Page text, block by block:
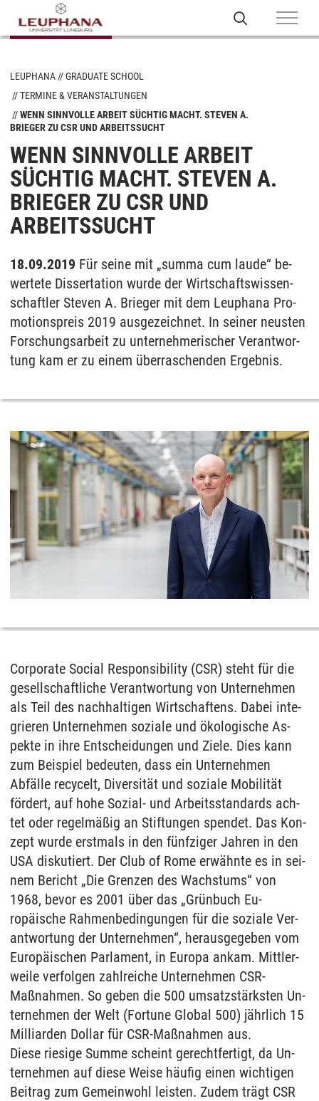
LEUPHANA
GRADUATE SCHOOL
TERMINE & VERANSTALTUNGEN
WENN SINNVOLLE ARBEIT SÜCHTIG MACHT. STEVEN A.
BRIEGER ZU CSR UND ARBEITSSUCHT
WENN SINNVOLLE ARBEIT
SÜCHTIG MACHT. STEVEN A.
BRIEGER ZU CSR UND
ARBEITSSUCHT
18.09.2019 Für sei­ne mit „sum­ma cum lau­de“ be­
wer­te­te Dis­ser­ta­ti­on wur­de der Wirt­schafts­wis­sen­
schaft­ler Ste­ven A. Brie­ger mit dem Leu­pha­na Pro­
mo­ti­ons­preis 2019 aus­ge­zeich­net. In sei­ner neus­ten
For­schungs­ar­beit zu un­ter­neh­me­ri­scher Ver­ant­wor­
tung kam er zu ei­nem über­ra­schen­den Er­geb­nis.
Cor­po­ra­te So­ci­al Re­s­pon­si­bi­li­ty (CSR) steht für die
ge­sell­schaft­li­che Ver­ant­wor­tung von Un­ter­neh­men
als Teil des nach­hal­ti­gen Wirt­schaf­tens. Da­bei in­te­
grie­ren Un­ter­neh­men so­zia­le und öko­lo­gi­sche As­
pek­te in ihre Ent­schei­dun­gen und Zie­le. Dies kann
zum Bei­spiel be­deu­ten, dass ein Un­ter­neh­men
Abfälle re­cy­celt, Di­ver­sität und so­zia­le Mo­bi­lität
fördert, auf hohe So­zi­al- und Ar­beits­stan­dards ach­
tet oder re­gelmäßig an Stif­tun­gen spen­det. Das Kon­
zept wur­de erst­mals in den fünf­zi­ger Jah­ren in den
USA dis­ku­tiert. Der Club of Rome erwähnte es in sei­
nem Be­richt „Die Gren­zen des Wachs­tums“ von
1968, be­vor es 2001 über das „Grünbuch Eu­
ropäische Rah­men­be­din­gun­gen für die so­zia­le Ver­
ant­wor­tung der Un­ter­neh­men“, her­aus­ge­ge­ben vom
Eu­ropäischen Par­la­ment, in Eu­ro­pa an­kam. Mitt­ler­
wei­le ver­fol­gen zahl­rei­che Un­ter­neh­men CSR-
Maßnah­men. So ge­ben die 500 um­satzstärks­ten Un­
ter­neh­men der Welt (For­tu­ne Glo­bal 500) jähr­lich 15
Mil­li­ar­den Dol­lar für CSR-Maßnah­men aus.
Die­se rie­si­ge Sum­me scheint ge­recht­fer­tigt, da Un­
ter­neh­men auf die­se Wei­se häufig ei­nen wich­ti­gen
Bei­trag zum Ge­mein­wohl leis­ten. Zu­dem trägt CSR